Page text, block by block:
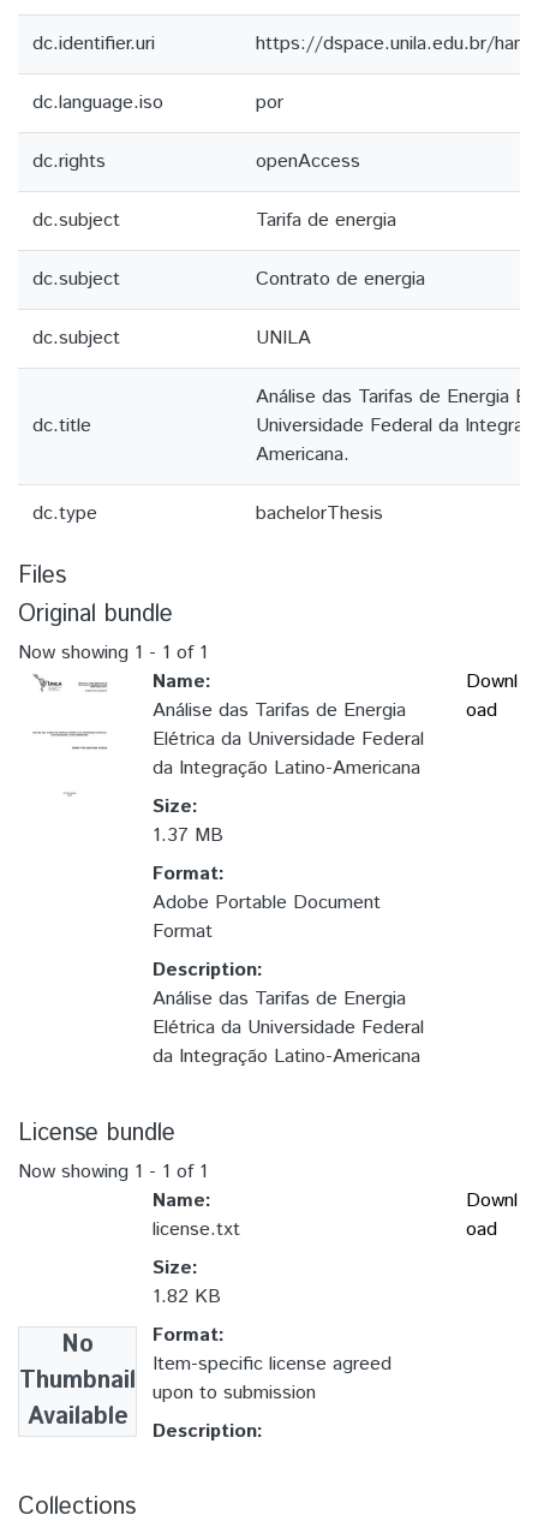
dc.identifier.uri https://dspace.unila.edu.br/
dc.language.iso por
dc.rights openAccess
dc.subject Tarifa de energia
dc.subject Contrato de energia
dc.subject UNILA
dc.title
Análise das Tarifas de Energia
Universidade Federal da
Americana.
dc.type bachelorThesis
Files
Original bundle
Now showing 1 - 1 of 1
Name:
Análise das Tarifas de Energia
Elétrica da Universidade Federal
da Integração Latino-Americana
Size:
1.37 MB
Format:
Adobe Portable Document
Format
Description:
Análise das Tarifas de Energia
Elétrica da Universidade Federal
da Integração Latino-Americana
Downl
oad
License bundle
Now showing 1 - 1 of 1
No
Thumbnail
Available
Name:
license.txt
Size:
1.82 KB
Format:
Item-specific license agreed
upon to submission
Description:
Downl
oad
Collections